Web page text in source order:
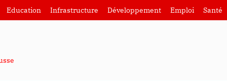
Education Infrastructure Développement Emploi Santé